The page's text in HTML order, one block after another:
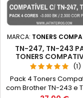
MARCA: TONERS
TN-247, TN-243
TONERS
(1)
Pack 4 Toners
com Brother TN-243 e